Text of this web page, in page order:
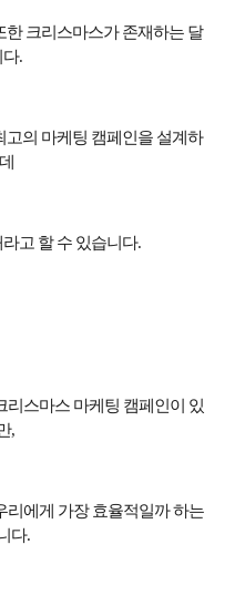
크리스마스가 존재하는 달
다.
고의 마케팅 캠페인을 설계하
고 할 수 있습니다.
리스마스 마케팅 캠페인이 있
,
리에게 가장 효율적일까 하는
다.